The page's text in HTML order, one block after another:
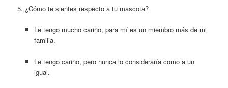
5. ¿Cómo te sientes respecto a tu mascota?
Le tengo mucho cariño, para mí es un miembro más de mi
familia.
Le tengo cariño, pero nunca lo consideraría como a un
igual.